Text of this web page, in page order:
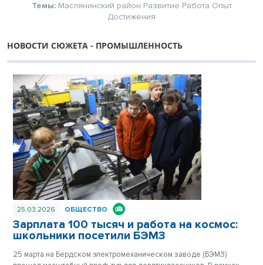
Темы: Маслянинский район Развитие Работа Опыт
Достижения
НОВОСТИ СЮЖЕТА - ПРОМЫШЛЕННОСТЬ
25.03.2026 ОБЩЕСТВО
Зарплата 100 тысяч и работа на космос:
школьники посетили БЭМЗ
25 марта на Бердском электромеханическом заводе (БЭМЗ)